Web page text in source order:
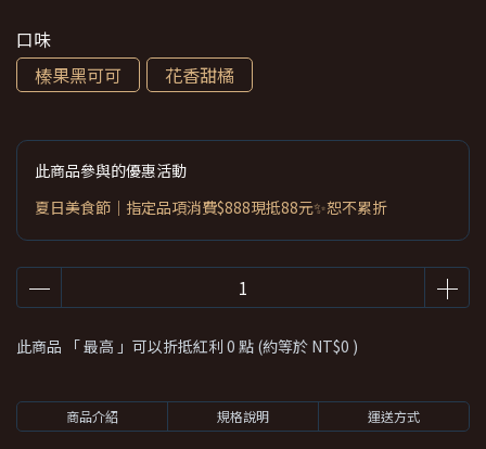
口味
榛果黑可可
花香甜橘
此商品參與的優惠活動
夏日美食節｜指定品項消費$888現抵88元✨恕不累折
此商品 「 最高 」可以折抵紅利 0 點 (約等於 NT$0 )
商品介紹 規格說明 運送方式